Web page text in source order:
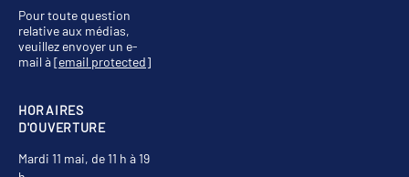
HORAIRES
D'OUVERTURE
Mardi 11 mai, de 11 h à 19
Pour toute question
relative aux médias,
veuillez envoyer un e-
mail à[email protected]